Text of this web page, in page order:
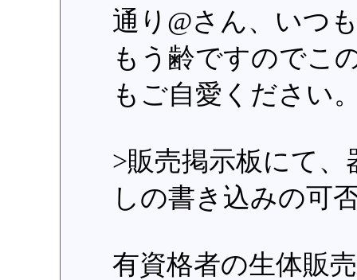
通り@さん、いつ
もう齢ですのでこ
もご自愛ください
>販売掲示板にて
しの書き込みの可
有資格者の生体販